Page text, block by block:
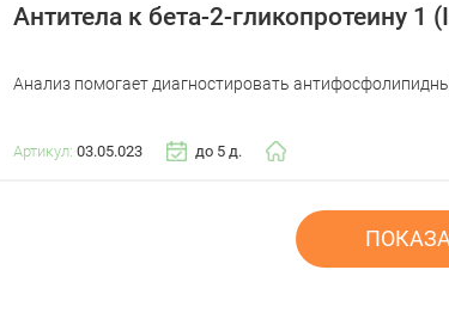
Антитела к бета-2-гликопротеину 1
Анализ помогает диагностировать
Артикул: 03.05.023 до 5 д.